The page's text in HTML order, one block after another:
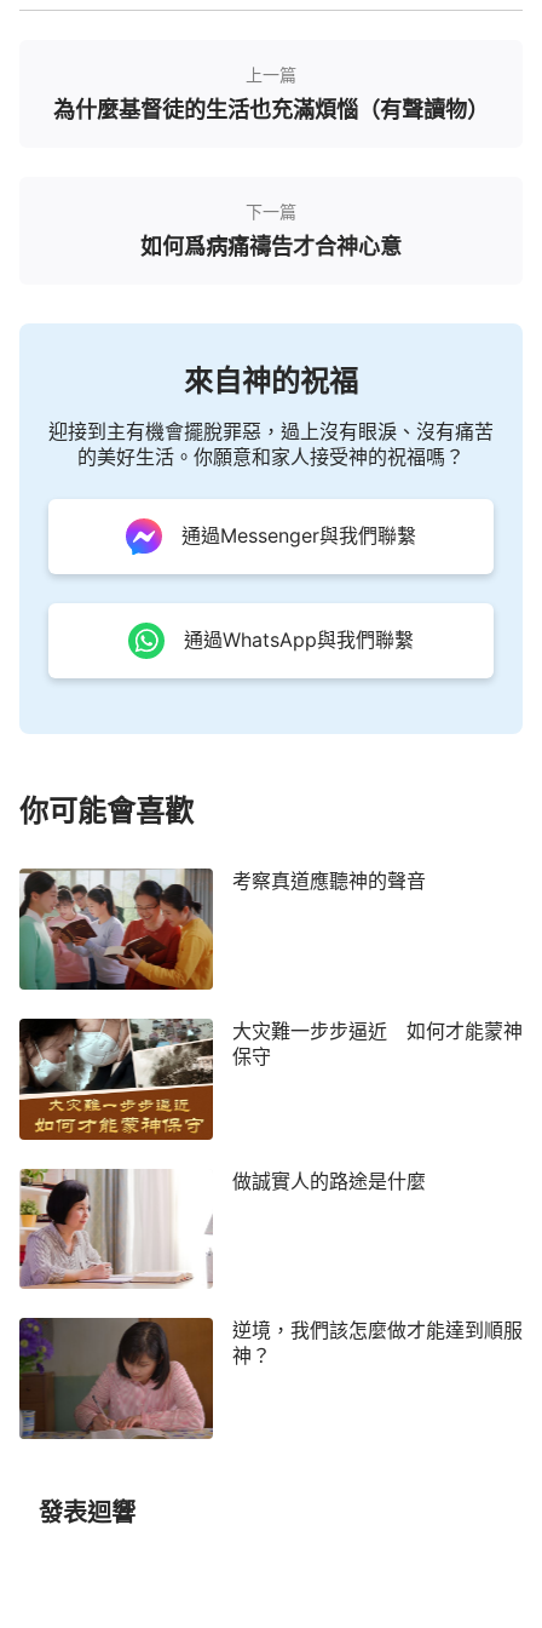
等，還供應我們所需要的一切
了，信神、敬拜神是天經地義的，是我們的責任和本
信經不起神的檢驗，哪能蒙神稱許呢？而約伯就不一
樣，不管是得福還是受禍，他都對神不失去信心，這
默默地向神禱告，願扭轉自己不對的信神觀點，把自
排，不管神給我擺設什麼樣的環境，我都願站住見證
滿足神。」
歷，再對照我自己，看到我信神的觀點確實不對，真
是虧欠主啊！我也有些明白主的心意了，若不是我生
意不好，身體病痛，我還一直以為我是對主忠心的
人，現在才看到自己離主的要求還差很遠啊。」
李義說：「感謝主！咱能認識到這些都是主的恩
個人能順服神，能夠愛神，盡到一個受造之物該盡的
本分，這是信神的目的。必須達到認識神的可愛，認
識神的可敬，認識神在受造之物身上作的工作是拯
救、是成全，這是信神起碼該具備的。信神主要是從
肉體的生活之中轉入愛神的生活當中，從活在天然裡
轉到活在神的所是裡，從撒但權下走出來，活在神的
著你的全心，讓神成全你，脫離撒但的敗壞性情。信
神主要是為了讓神的大能、讓神的榮耀在你身上顯
明，來遵行神的旨意，成就神的計劃，在撒但面前能
應該是為了個人肉體，乃是為了追求認識神，能夠順
服神……」
（《話語成就一切》）
讀完這段話，方舒說：「感謝主，這段話把我們
李義：「是的，我們信神只有擺正追求觀點，才
能在臨到的試煉、熬煉中站住見證。神是造物的主，
我們只是一個小小的受造人類，我們在神面前應該有
利的事上摸神的心意，順服神的主宰安排，追求認識
上一篇
為什麼基督徒的生活也充滿煩惱（有聲讀物）
下一篇
如何爲病痛禱告才合神心意
來自神的祝福
迎接到主有機會擺脫罪惡，過上沒有眼淚、沒有痛苦
的美好生活。你願意和家人接受神的祝福嗎？
通過Messenger與我們聯繫
通過WhatsApp與我們聯繫
你可能會喜歡
考察真道應聽神的聲音
大灾難一步步逼近 如何才能蒙神
保守
做誠實人的路途是什麼
逆境，我們該怎麼做才能達到順服
神？
發表迴響